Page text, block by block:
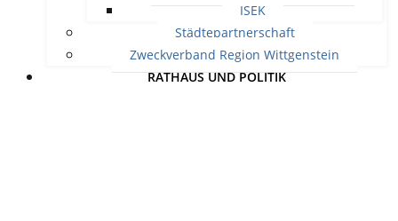
ISEK
Städtepartnerschaft
Zweckverband Region Wittgenstein
RATHAUS UND POLITIK